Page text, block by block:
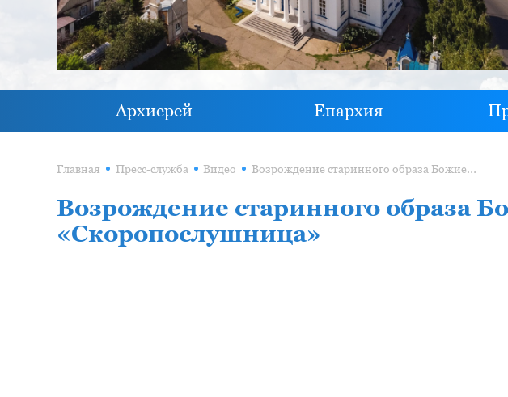
Архиерей Епархия
Главная Пресс-служба Видео Возрождение старинного образа Божией Матери «Скоропослушница»
Возрождение старинного образа
«Скоропослушница»